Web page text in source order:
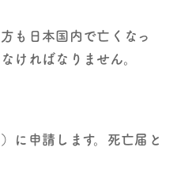
も日本国内で亡くなっ
ければなりません。
に申請します。死亡届と